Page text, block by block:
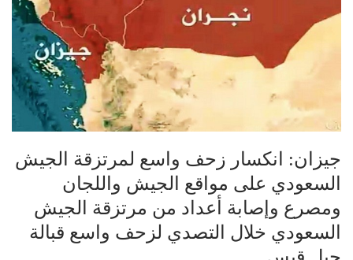
جيزان: انكسار زحف واسع لمرتزقة الجيش
السعودي على مواقع الجيش واللجان
ومصرع وإصابة أعداد من مرتزقة الجيش
السعودي خلال التصدي لزحف واسع قبالة